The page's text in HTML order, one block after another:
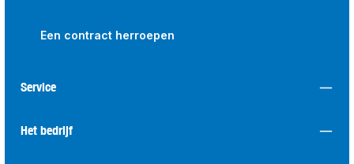
Een contract herroepen
Service
Het bedrijf